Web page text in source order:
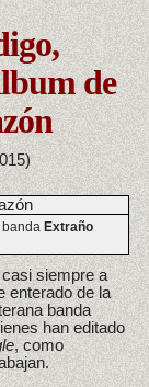
de
banda Extraño
siempre a
enterado de la
banda
han editado
, como